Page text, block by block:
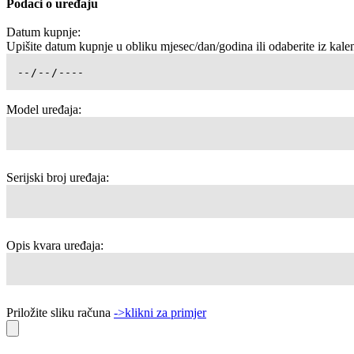
Podaci o uređaju
Datum kupnje:
Upišite datum kupnje u obliku mjesec/dan/godina ili odaberite iz
Model uređaja:
Serijski broj uređaja:
Opis kvara uređaja:
Priložite sliku računa ->klikni za primjer